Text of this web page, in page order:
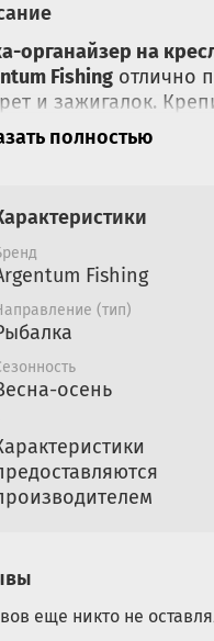
органайзер на
Fishing отлично
и зажигалок.
и все
полностью
Fishing
(тип)
осень
еще никто не